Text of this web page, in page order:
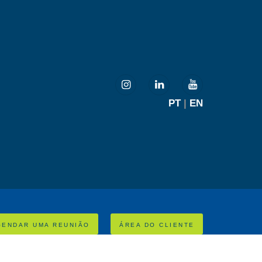
PT| EN
UMA REUNIÃO ÁREA DO CLIENTE